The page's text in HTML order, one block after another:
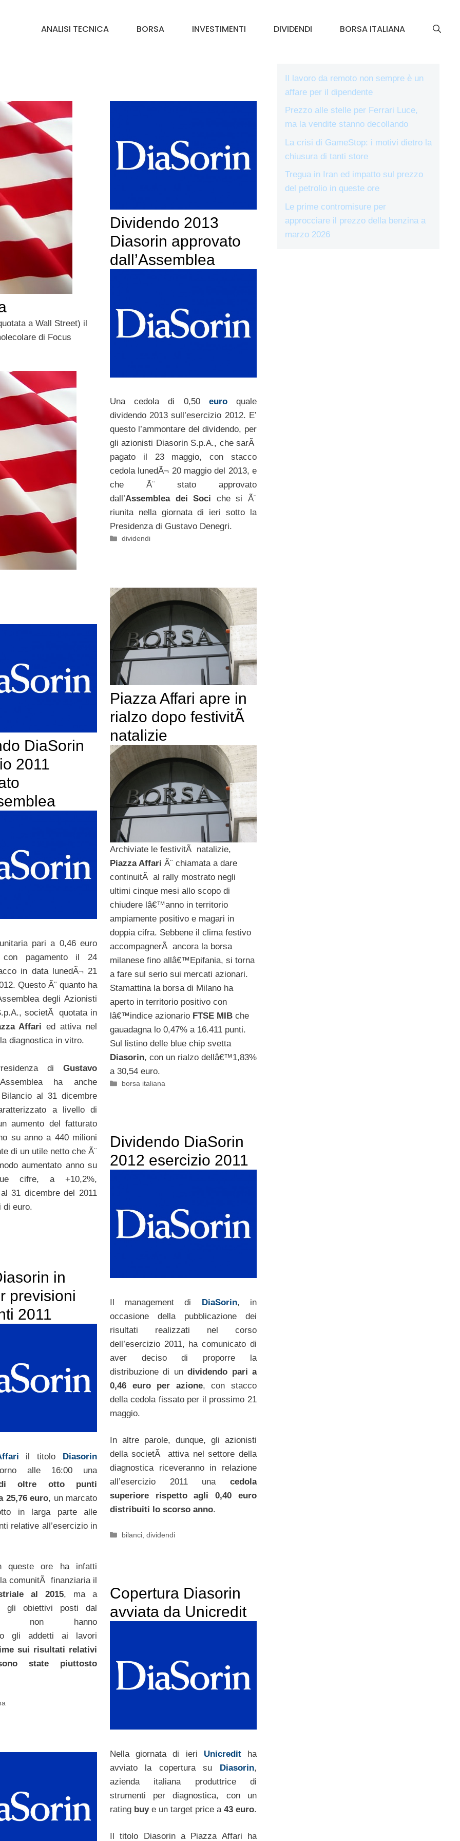
ANALISI TECNICA BORSA INVESTIMENTI DIVIDENDI BORSA ITALIANA
a Wall Street) il
di Focus
Dividendo 2013
Diasorin approvato
dall’Assemblea
Una cedola di 0,50 euroquale
dividendo 2013 sull’esercizio 2012. E’
questo l’ammontare del dividendo, per
gli azionisti Diasorin S.p.A., che sarÃ
pagato il 23 maggio, con stacco
cedola lunedÃ¬ 20 maggio del 2013, e
che Ã¨ stato approvato
dall’Assemblea dei Soci che si Ã¨
riunita nella giornata di ieri sotto la
Presidenza di Gustavo Denegri.
Categorie
dividendi
Piazza Affari apre in
rialzo dopo festivitÃ
natalizie
Archiviate le festivitÃ natalizie,
Piazza Affari Ã¨ chiamata a dare
continuitÃ al rally mostrato negli
ultimi cinque mesi allo scopo di
chiudere lâ€™anno in territorio
ampiamente positivo e magari in
doppia cifra. Sebbene il clima festivo
accompagnerÃ ancora la borsa
milanese fino allâ€™Epifania, si torna
a fare sul serio sui mercati azionari.
Stamattina la borsa di Milano ha
aperto in territorio positivo con
lâ€™indice azionario FTSE MIB che
gauadagna lo 0,47% a 16.411 punti.
Sul listino delle blue chip svetta
Diasorin, con un rialzo dellâ€™1,83%
a 30,54 euro.
Categorie
borsa italiana
DiaSorin
2011
pari a 0,46 euro
pagamento il 24
in data lunedÃ¬ 21
Questo Ã¨ quanto ha
degli Azionisti
societÃ quotata in
Affari ed attiva nel
diagnostica in vitro.
di Gustavo
ha anche
al 31 dicembre
a livello di
aumento del fatturato
su anno a 440 milioni
di un utile netto che Ã¨
aumentato anno su
cifre, a +10,2%,
31 dicembre del 2011
di euro.
Dividendo DiaSorin
2012 esercizio 2011
Il management di DiaSorin, in
occasione della pubblicazione dei
risultati realizzati nel corso
dell’esercizio 2011, ha comunicato di
aver deciso di proporre la
distribuzione di undividendo pari a
0,46 euro per azione, con stacco
della cedola fissato per il prossimo 21
maggio.
In altre parole, dunque, gli azionisti
della societÃ attiva nel settore della
diagnostica riceveranno in relazione
all’esercizio 2011 una cedola
superiore rispetto agli 0,40 euro
distribuiti lo scorso anno.
Categorie
bilanci ,dividendi
in
previsioni
2011
il titolo Diasorin
alle 16:00 una
di oltre otto punti
25,76 euro, un marcato
in larga parte alle
relative all’esercizio in
queste ore ha infatti
comunitÃ finanziaria il
al 2015, ma a
gli obiettivi posti dal
non hanno
gli addetti ai lavori
sui risultati relativi
state piuttosto
Copertura Diasorin
avviata da Unicredit
Nella giornata di ieri Unicredit ha
avviato la copertura su Diasorin,
azienda italiana produttrice di
strumenti per diagnostica, con un
rating buy e un target price a 43 euro.
Il titolo Diasorin a Piazza Affari ha
Il lavoro da remoto non sempre è un
affare per il dipendente
Prezzo alle stelle per Ferrari Luce,
ma la vendite stanno decollando
La crisi di GameStop: i motivi dietro la
chiusura di tanti store
Tregua in Iran ed impatto sul prezzo
del petrolio in queste ore
Le prime contromisure per
approcciare il prezzo della benzina a
marzo 2026